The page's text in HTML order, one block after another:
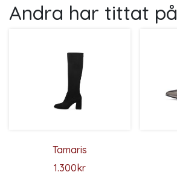
Andra har tittat på
Tamaris
1.300kr